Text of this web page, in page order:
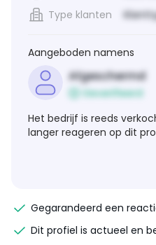
Type klanten
Aangeboden namens
Afgeschermd
Geverifieerd
Het bedrijf is reeds
langer reageren op dit
Gegarandeerd een
Dit profiel is actueel en